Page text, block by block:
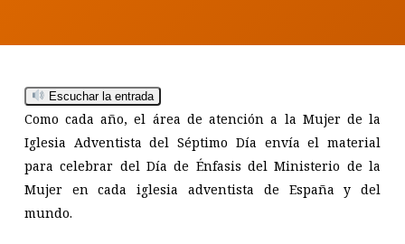
Escuchar la entrada
Como cada año, el área de atención a la Mujer de la
Iglesia Adventista del Séptimo Día envía el material
para celebrar del Día de Énfasis del Ministerio de la
Mujer en cada iglesia adventista de España y del
mundo.